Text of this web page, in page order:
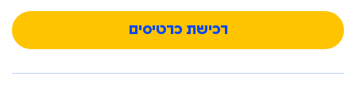
רכישת כרטיסים